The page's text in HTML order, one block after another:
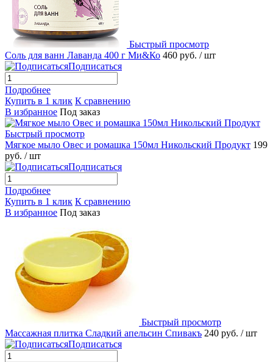
Быстрый просмотр
Соль для ванн Лаванда 400 г Ми&Ко 460 руб. / шт
Подписаться
Подробнее
Купить в 1 клик К сравнению
В избранное Под заказ
Быстрый просмотр
Мягкое мыло Овес и ромашка 150мл Никольский Продукт 199
руб. / шт
Подписаться
Подробнее
Купить в 1 клик К сравнению
В избранное Под заказ
Быстрый просмотр
Массажная плитка Сладкий апельсин Спивакъ 240 руб. / шт
Подписаться